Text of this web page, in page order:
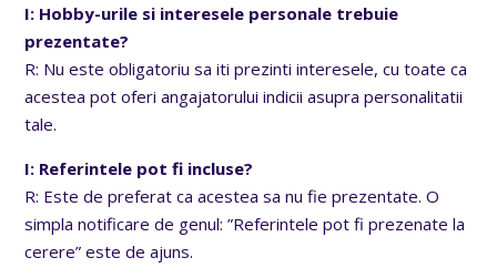
I: Hobby-urile si interesele personale trebuie
prezentate?
R: Nu este obligatoriu sa iti prezinti interesele, cu toate ca
acestea pot oferi angajatorului indicii asupra personalitatii
tale.
I: Referintele pot fi incluse?
R: Este de preferat ca acestea sa nu fie prezentate. O
simpla notificare de genul: ”Referintele pot fi prezenate la
cerere” este de ajuns.